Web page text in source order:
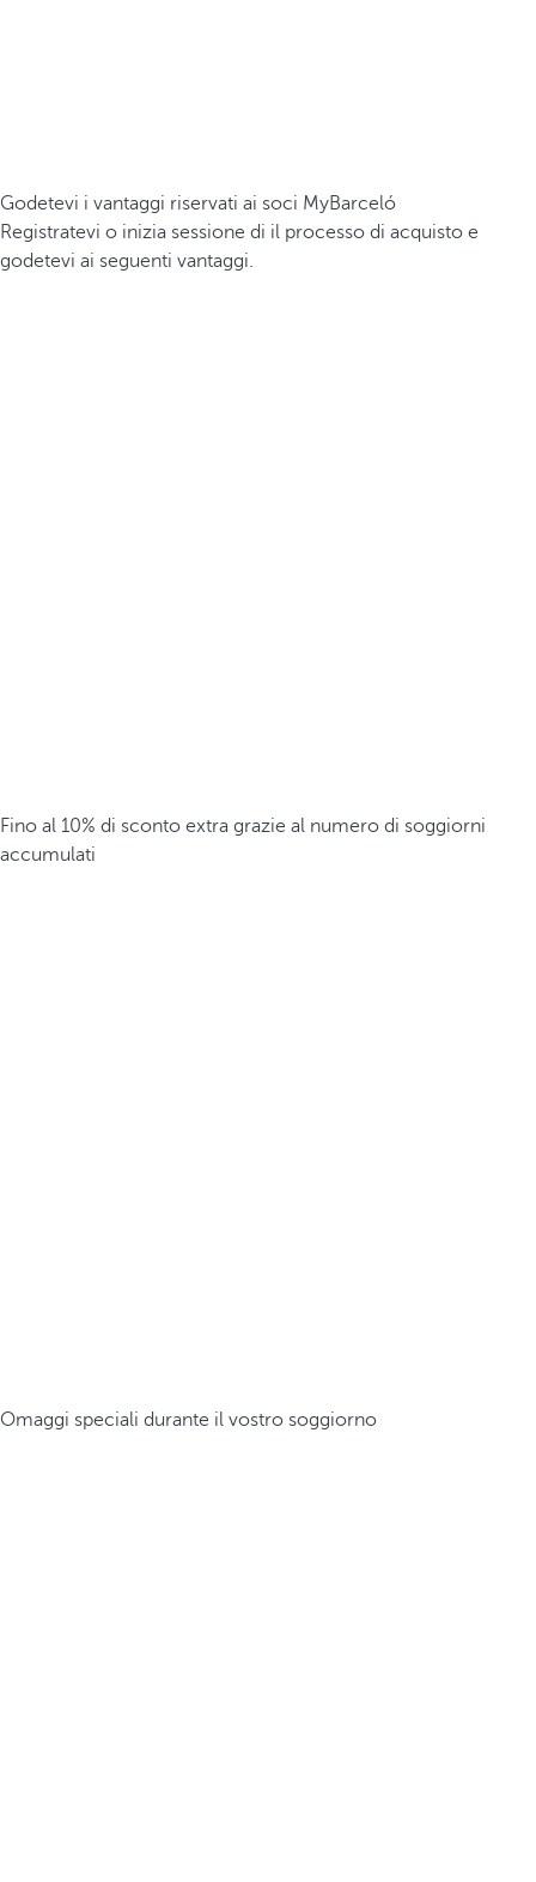
Godetevi i vantaggi riservati ai soci MyBarceló
Registratevi o inizia sessione di il processo di acquisto e
godetevi ai seguenti vantaggi.
Fino al 10% di sconto extra grazie al numero di soggiorni
accumulati
Omaggi speciali durante il vostro soggiorno